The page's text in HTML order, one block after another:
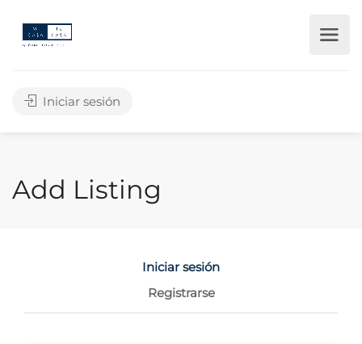
Iniciar sesión
Add Listing
Iniciar sesión
Registrarse